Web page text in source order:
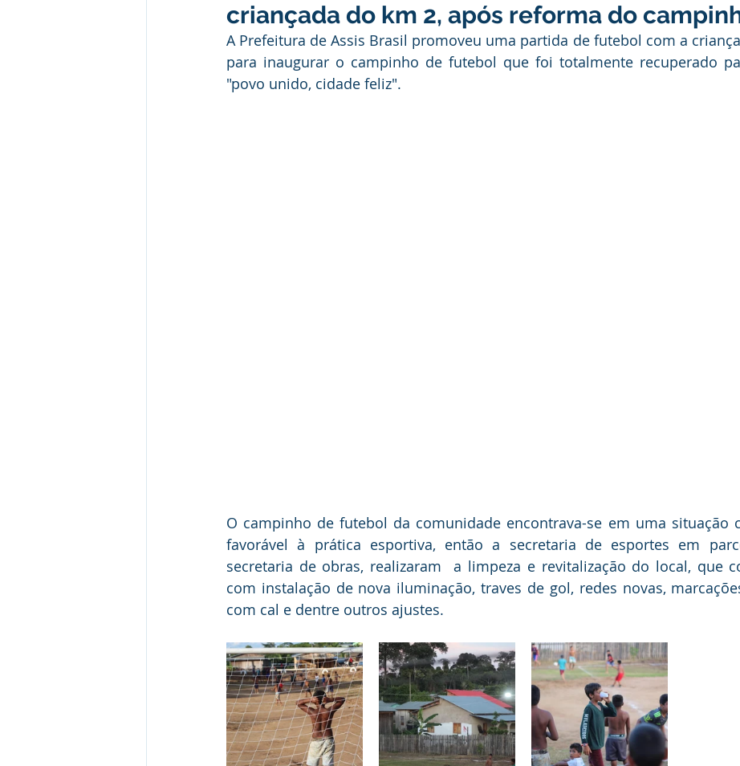
Desporto Cultura e Lazer Educação Infraestrutura e Obras Institucional e Governo
Patrimônio Municipal Segurança Publica
criançada do km 2, após reforma do
A Prefeitura de Assis Brasil promoveu uma partida de futebol com a
para inaugurar o campinho de futebol que foi totalmente recuperado
"povo unido, cidade feliz".
O campinho de futebol da comunidade encontrava-se em uma situação
favorável à prática esportiva, então a secretaria de esportes em
secretaria de obras, realizaram  a limpeza e revitalização do local, que
com instalação de nova iluminação, traves de gol, redes novas,
com cal e dentre outros ajustes.